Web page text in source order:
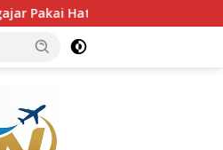
Merawat Kota, Merawat